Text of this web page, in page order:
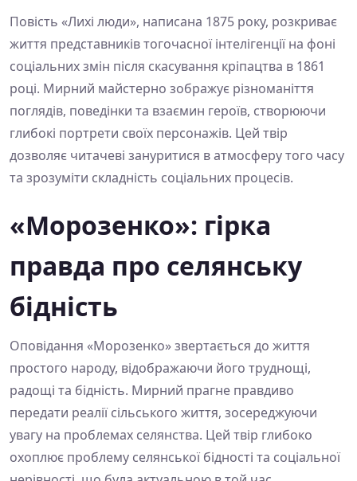
Повість «Лихі люди», написана 1875 року, розкриває
життя представників тогочасної інтелігенції на фоні
соціальних змін після скасування кріпацтва в 1861
році. Мирний майстерно зображує різноманіття
поглядів, поведінки та взаємин героїв, створюючи
глибокі портрети своїх персонажів. Цей твір
дозволяє читачеві зануритися в атмосферу того часу
та зрозуміти складність соціальних процесів.
«Морозенко»: гірка
правда про селянську
бідність
Оповідання «Морозенко» звертається до життя
простого народу, відображаючи його труднощі,
радощі та бідність. Мирний прагне правдиво
передати реалії сільського життя, зосереджуючи
увагу на проблемах селянства. Цей твір глибоко
охоплює проблему селянської бідності та соціальної